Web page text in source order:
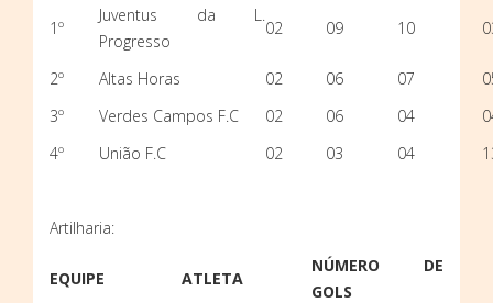
1º
Juventus da L.
Progresso
02 09 10
2º Altas Horas 02 06 07
3º
Verdes Campos F.C 02 06 04
4º
União F.C 02 03 04
Artilharia:
EQUIPE ATLETA
NÚMERO DE
GOLS